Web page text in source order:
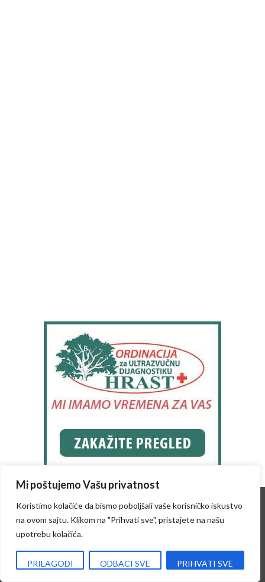
Mi poštujemo Vašu privatnost
Koristimo kolačiće da bismo poboljšali vaše korisničko iskustvo
na ovom sajtu. Klikom na "Prihvati sve", pristajete na našu
upotrebu kolačića.
PRILAGODI ODBACI SVE PRIHVATI SVE
Сва права задржана